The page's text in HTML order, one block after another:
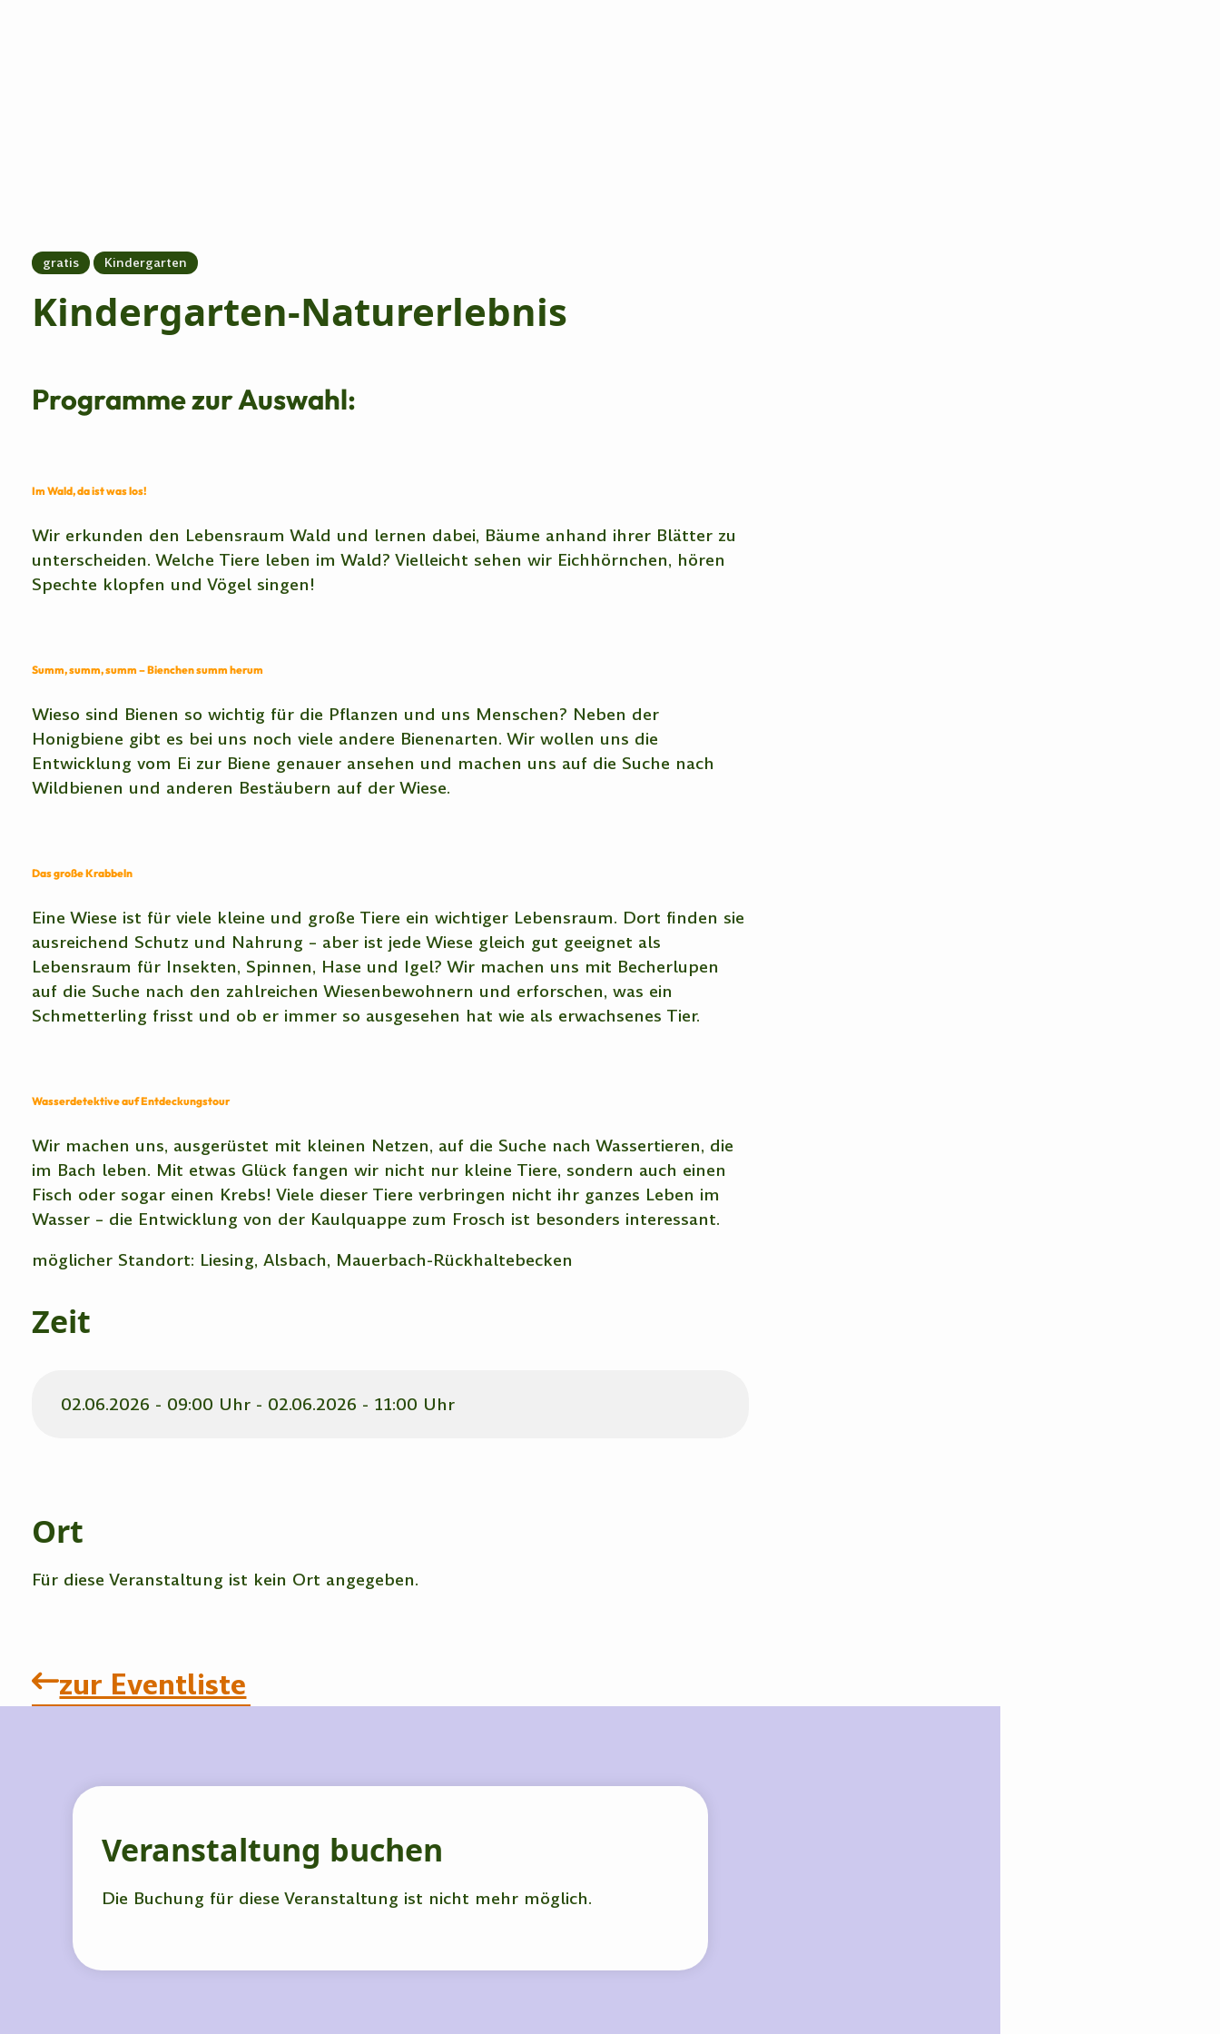
gratis Kindergarten
Kindergarten-Naturerlebnis
Programme zur Auswahl:
Im Wald, da ist was los!
Wir erkunden den Lebensraum Wald und lernen dabei, Bäume anhand ihrer Blätter zu
unterscheiden. Welche Tiere leben im Wald? Vielleicht sehen wir Eichhörnchen, hören
Spechte klopfen und Vögel singen!
Summ, summ, summ – Bienchen summ herum
Wieso sind Bienen so wichtig für die Pflanzen und uns Menschen? Neben der
Honigbiene gibt es bei uns noch viele andere Bienenarten. Wir wollen uns die
Entwicklung vom Ei zur Biene genauer ansehen und machen uns auf die Suche nach
Wildbienen und anderen Bestäubern auf der Wiese.
Das große Krabbeln
Eine Wiese ist für viele kleine und große Tiere ein wichtiger Lebensraum. Dort finden sie
ausreichend Schutz und Nahrung – aber ist jede Wiese gleich gut geeignet als
Lebensraum für Insekten, Spinnen, Hase und Igel? Wir machen uns mit Becherlupen
auf die Suche nach den zahlreichen Wiesenbewohnern und erforschen, was ein
Schmetterling frisst und ob er immer so ausgesehen hat wie als erwachsenes Tier.
Wasserdetektive auf Entdeckungstour
Wir machen uns, ausgerüstet mit kleinen Netzen, auf die Suche nach Wassertieren, die
im Bach leben. Mit etwas Glück fangen wir nicht nur kleine Tiere, sondern auch einen
Fisch oder sogar einen Krebs! Viele dieser Tiere verbringen nicht ihr ganzes Leben im
Wasser – die Entwicklung von der Kaulquappe zum Frosch ist besonders interessant.
möglicher Standort: Liesing, Alsbach, Mauerbach-Rückhaltebecken
Zeit
02.06.2026 - 09:00 Uhr - 02.06.2026 - 11:00 Uhr
Ort
Für diese Veranstaltung ist kein Ort angegeben.
zur Eventliste
Veranstaltung buchen
Die Buchung für diese Veranstaltung ist nicht mehr möglich.